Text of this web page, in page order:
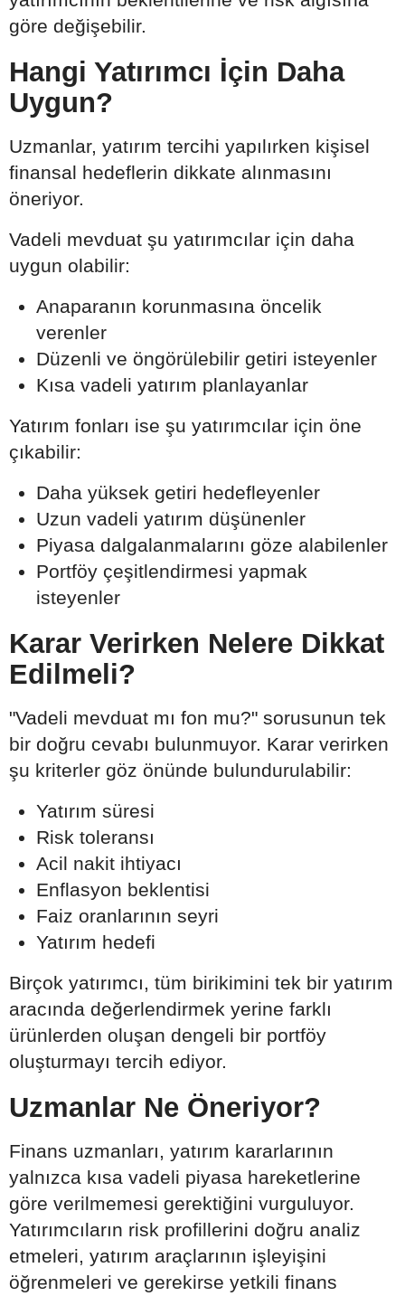
göre değişebilir.
Hangi Yatırımcı İçin Daha
Uygun?
Uzmanlar, yatırım tercihi yapılırken kişisel
finansal hedeflerin dikkate alınmasını
öneriyor.
Vadeli mevduat şu yatırımcılar için daha
uygun olabilir:
Anaparanın korunmasına öncelik
verenler
Düzenli ve öngörülebilir getiri isteyenler
Kısa vadeli yatırım planlayanlar
Yatırım fonları ise şu yatırımcılar için öne
çıkabilir:
Daha yüksek getiri hedefleyenler
Uzun vadeli yatırım düşünenler
Piyasa dalgalanmalarını göze alabilenler
Portföy çeşitlendirmesi yapmak
isteyenler
Karar Verirken Nelere Dikkat
Edilmeli?
"Vadeli mevduat mı fon mu?" sorusunun tek
bir doğru cevabı bulunmuyor. Karar verirken
şu kriterler göz önünde bulundurulabilir:
Yatırım süresi
Risk toleransı
Acil nakit ihtiyacı
Enflasyon beklentisi
Faiz oranlarının seyri
Yatırım hedefi
Birçok yatırımcı, tüm birikimini tek bir yatırım
aracında değerlendirmek yerine farklı
ürünlerden oluşan dengeli bir portföy
oluşturmayı tercih ediyor.
Uzmanlar Ne Öneriyor?
Finans uzmanları, yatırım kararlarının
yalnızca kısa vadeli piyasa hareketlerine
göre verilmemesi gerektiğini vurguluyor.
Yatırımcıların risk profillerini doğru analiz
etmeleri, yatırım araçlarının işleyişini
öğrenmeleri ve gerekirse yetkili finans